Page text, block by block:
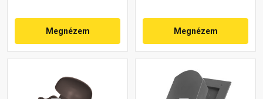
Megnézem Megnézem